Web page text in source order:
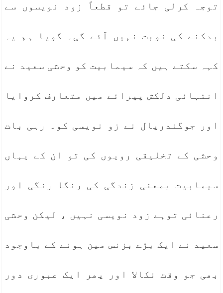
توجہ کرلی جائے تو قطعاً زود نویسوں سے
بدکنے کی نوبت نہیں آئے گی۔ گویا ہم یہ
کہہ سکتے ہیں کہ سیمابیت کو وحشی سعید نے
انتہائی دلکش پیرائے میں متعارف کروایا
اور جوگندرپال نے زو نویسی کو۔ رہی بات
وحشی کے تخلیقی رویوں کی تو ان کے یہاں
سیمابیت بمعنی زندگی کی رنگا رنگی اور
رعنائی توہے زود نویسی نہیں ، لیکن وحشی
سعید نے ایک بڑے بزنس مین ہونے کے باوجود
بھی جو وقت نکالا اور پھر ایک عبوری دور